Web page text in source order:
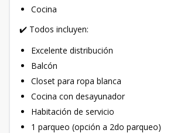
Cocina
✔️ Todos incluyen:
Excelente distribución
Balcón
Closet para ropa blanca
Cocina con desayunador
Habitación de servicio
1 parqueo (opción a 2do parqueo)